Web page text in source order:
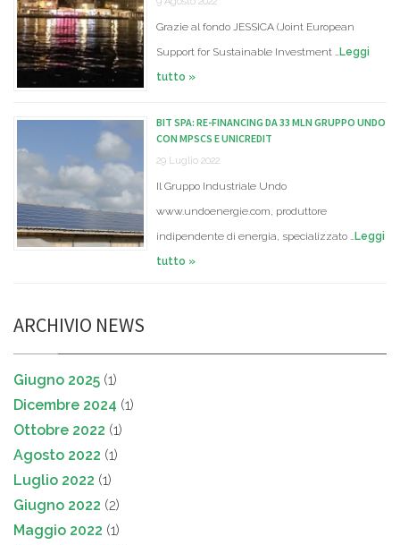
Grazie al fondo JESSICA (Joint European
Support for Sustainable Investment … Leggi
tutto »
BIT SPA: RE-FINANCING DA 33 MLN GRUPPO UNDO
CON MPSCS E UNICREDIT
29 Luglio 2022
Il Gruppo Industriale Undo
www.undoenergie.com, produttore
indipendente di energia, specializzato … Leggi
tutto »
ARCHIVIO NEWS
Giugno 2025 (1)
Dicembre 2024 (1)
Ottobre 2022 (1)
Agosto 2022 (1)
Luglio 2022 (1)
Giugno 2022 (2)
Maggio 2022 (1)